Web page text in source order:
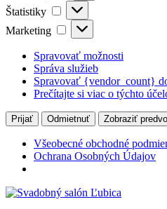
Štatistiky Štatistiky
Marketing Marketing
Spravovať možnosti
Správa služieb
Spravovať {vendor_count}
Prečítajte si viac o týchto
Prijať Odmietnuť Zobraziť
Všeobecné obchodné
Ochrana Osobných Údajov